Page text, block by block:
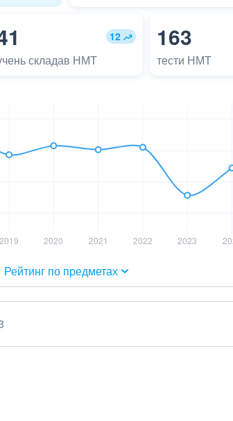
12
складав НМТ
163
тести НМТ
Рейтинг по предметах